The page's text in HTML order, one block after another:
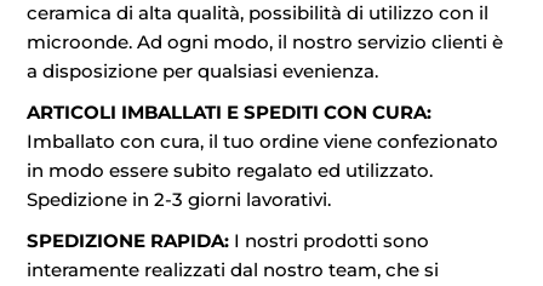
ceramica di alta qualità, possibilità di utilizzo con il
microonde. Ad ogni modo, il nostro servizio clienti è
a disposizione per qualsiasi evenienza.
ARTICOLI IMBALLATI E SPEDITI CON CURA:
Imballato con cura, il tuo ordine viene confezionato
in modo essere subito regalato ed utilizzato.
Spedizione in 2-3 giorni lavorativi.
SPEDIZIONE RAPIDA: I nostri prodotti sono
interamente realizzati dal nostro team, che si